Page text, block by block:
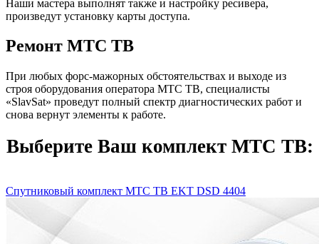
Наши мастера выполнят также и настройку ресивера,
произведут установку карты доступа.
Ремонт МТС ТВ
При любых форс-мажорных обстоятельствах и выходе из
строя оборудования оператора МТС ТВ, специалисты
«SlavSat» проведут полный спектр диагностических работ и
снова вернут элементы к работе.
Выберите Ваш комплект МТС ТВ:
Спутниковый комплект МТС ТВ EKT DSD 4404